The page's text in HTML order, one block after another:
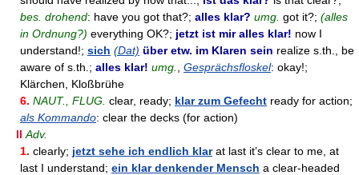
bes. drohend: have you got that?; alles klar? umg. got it?; (alles
in Ordnung?) everything OK?; jetzt ist mir alles klar! now I
understand!; sich (Dat) über etw. im Klaren sein realize s.th., be
aware of s.th.; alles klar! umg. Gesprächsfloskel: okay!;
Klärchen, Kloßbrühe
6. NAUT., FLUG. clear, ready; klar zum Gefecht ready for action;
als Kommando: clear the decks (for action)
II Adv.
1. clearly; jetzt sehe ich endlich klarat last it’s clear to me, at
last I understand; ein klar denkender Mensch a clear-headed